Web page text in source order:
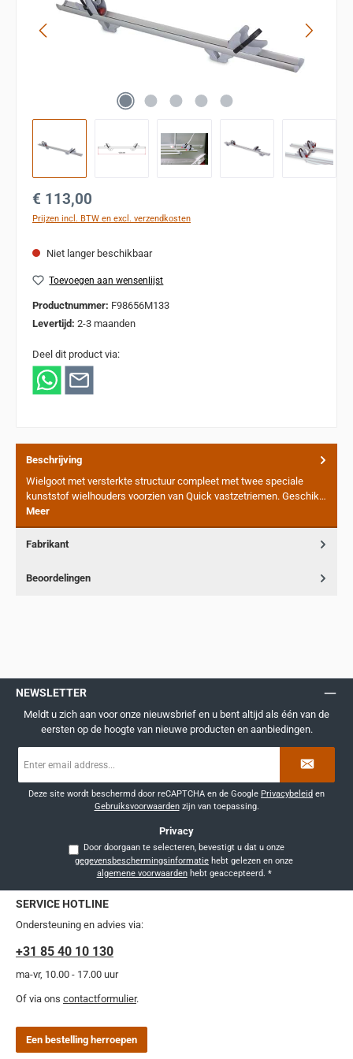
Normale prijs:
€ 113,00
Prijzen incl. BTW en excl. verzendkosten
Niet langer beschikbaar
Toevoegen aan wensenlijst
Productnummer: F98656M133
Levertijd: 2-3 maanden
Deel dit product via:
Beschrijving
Wielgoot met versterkte structuur compleet met twee speciale
kunststof wielhouders voorzien van Quick vastzetriemen. Geschik…
Meer
Fabrikant
Beoordelingen
NEWSLETTER
Meldt u zich aan voor onze nieuwsbrief en u bent altijd als één van de
eersten op de hoogte van nieuwe producten en aanbiedingen.
mailadres
Deze site wordt beschermd door reCAPTCHA en de Google Privacybeleid en
Gebruiksvoorwaardenzijn van toepassing.
Privacy
Door doorgaan te selecteren, bevestigt u dat u onze
gegevensbeschermingsinformatie
algemene voorwaardenhebt geaccepteerd. *
SERVICE HOTLINE
Ondersteuning en advies via:
+31 85 40 10 130
ma-vr, 10.00 - 17.00 uur
Of via ons contactformulier.
Een bestelling herroepen